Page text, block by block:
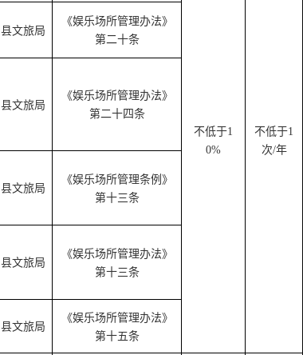
不低于1
0%
不低于1
次/年
县文旅局
《娱乐场所管理办法》
第二十条
县文旅局
《娱乐场所管理办法》
第二十四条
县文旅局
《娱乐场所管理条例》
第十三条
县文旅局
《娱乐场所管理办法》
第十三条
县文旅局
《娱乐场所管理办法》
第十五条